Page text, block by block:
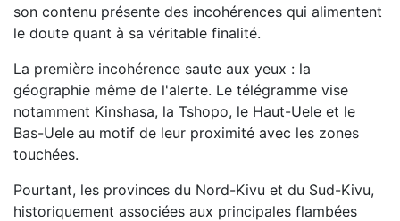
son contenu présente des incohérences qui alimentent
le doute quant à sa véritable finalité.
La première incohérence saute aux yeux : la
géographie même de l'alerte. Le télégramme vise
notamment Kinshasa, la Tshopo, le Haut-Uele et le
Bas-Uele au motif de leur proximité avec les zones
touchées.
Pourtant, les provinces du Nord-Kivu et du Sud-Kivu,
historiquement associées aux principales flambées